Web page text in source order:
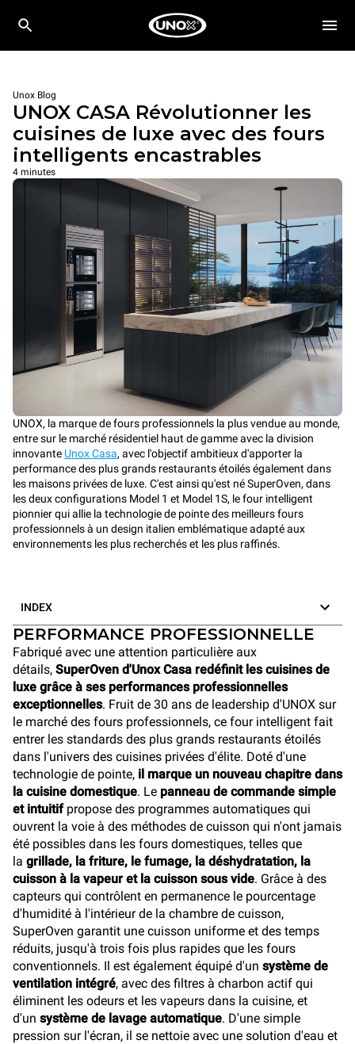
Unox Blog
UNOX CASA Révolutionner les
cuisines de luxe avec des fours
intelligents encastrables
4 minutes
UNOX, la marque de fours professionnels la plus vendue au monde,
entre sur le marché résidentiel haut de gamme avec la division
innovante Unox Casa, avec l'objectif ambitieux d'apporter la
performance des plus grands restaurants étoilés également dans
les maisons privées de luxe. C'est ainsi qu'est né SuperOven, dans
les deux configurations Model 1 et Model 1S, le four intelligent
pionnier qui allie la technologie de pointe des meilleurs fours
professionnels à un design italien emblématique adapté aux
environnements les plus recherchés et les plus raffinés.
INDEX
PERFORMANCE PROFESSIONNELLE
Fabriqué avec une attention particulière aux
détails, SuperOven d'Unox Casa redéfinit les cuisines de
luxe grâce à ses performances professionnelles
exceptionnelles. Fruit de 30 ans de leadership d'UNOX sur
le marché des fours professionnels, ce four intelligent fait
entrer les standards des plus grands restaurants étoilés
dans l'univers des cuisines privées d'élite. Doté d'une
technologie de pointe, il marque un nouveau chapitre dans
la cuisine domestique. Le panneau de commande simple
et intuitifpropose des programmes automatiques qui
ouvrent la voie à des méthodes de cuisson qui n'ont jamais
été possibles dans les fours domestiques, telles que
la grillade, la friture, le fumage, la déshydratation, la
cuisson à la vapeur et la cuisson sous vide. Grâce à des
capteurs qui contrôlent en permanence le pourcentage
d'humidité à l'intérieur de la chambre de cuisson,
SuperOven garantit une cuisson uniforme et des temps
réduits, jusqu'à trois fois plus rapides que les fours
conventionnels. Il est également équipé d'un système de
ventilation intégré, avec des filtres à charbon actif qui
éliminent les odeurs et les vapeurs dans la cuisine, et
d'un système de lavage automatique. D'une simple
pression sur l'écran, il se nettoie avec une solution d'eau et